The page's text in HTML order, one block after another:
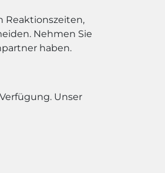
Reaktionszeiten,
Nehmen Sie
haben.
Unser